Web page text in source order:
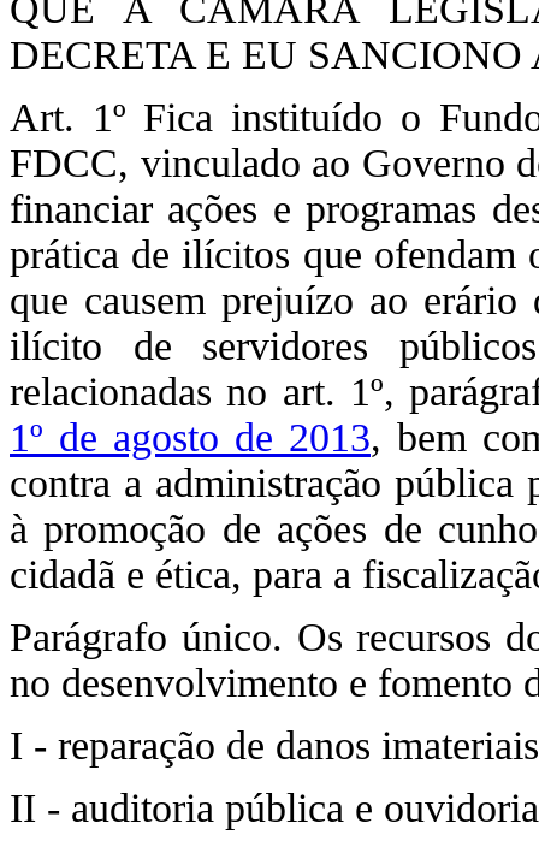
QUE A CÂMARA
DECRETA E EU
Art. 1º Fica instituído o
FDCC, vinculado ao Governo
financiar ações e programas
prática de ilícitos que ofendam
que causem prejuízo ao
ilícito de servidores
relacionadas no art. 1º,
1º de agosto de 2013, bem
contra a administração
à promoção de ações de
cidadã e ética, para a
Parágrafo único. Os recursos
no desenvolvimento e fomento
I - reparação de danos
II - auditoria pública e